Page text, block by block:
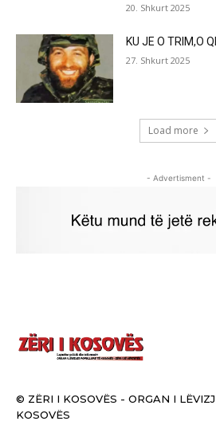
20. Shkurt 2025
KU JE O TRIM,O
27. Shkurt 2025
Load more
- Advertisment -
© ZËRI I KOSOVËS - ORGAN I
KOSOVËS